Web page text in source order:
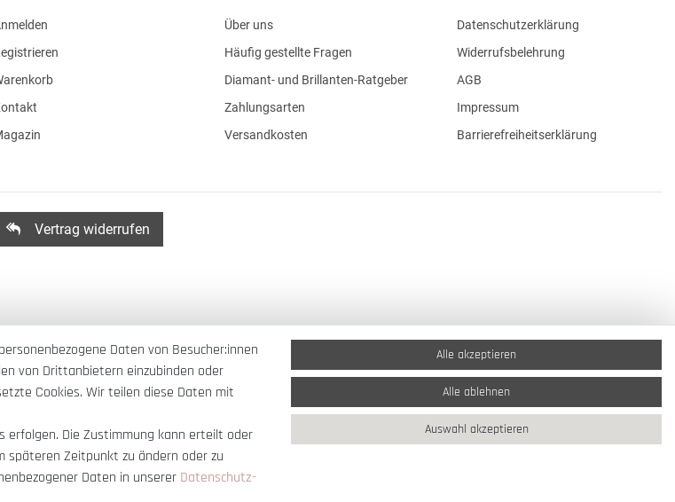
Über uns
Häufig gestellte Fragen
Diamant- und Brillanten-Ratgeber
Zahlungsarten
Versandkosten
Datenschutzerklärung
Widerrufsbelehrung
AGB
Impressum
Barrierefreiheitserklärung
Vertrag widerrufen
Daten von Besucher:innen
von Drittanbietern einzubinden oder
Cookies. Wir teilen diese Daten mit
erfolgen. Die Zustimmung kann erteilt oder
späteren Zeitpunkt zu ändern oder zu
Daten in unserer Daten­schutz­
Alle akzeptieren
Alle ablehnen
Auswahl akzeptieren